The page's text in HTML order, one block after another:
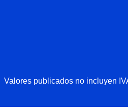
Valores publicados no incluyen